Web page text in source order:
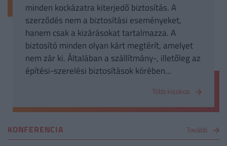
minden kockázatra kiterjedő biztosítás. A
szerződés nem a biztosítási eseményeket,
hanem csak a kizárásokat tartalmazza. A
biztosító minden olyan kárt megtérít, amelyet
nem zár ki. Általában a szállítmány-, illetőleg az
építési-szerelési biztosítások körében
Több kisokos
KONFERENCIA Tovább